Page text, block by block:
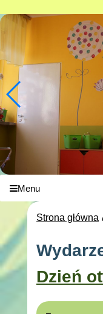
Menu
Strona główna
Dzień